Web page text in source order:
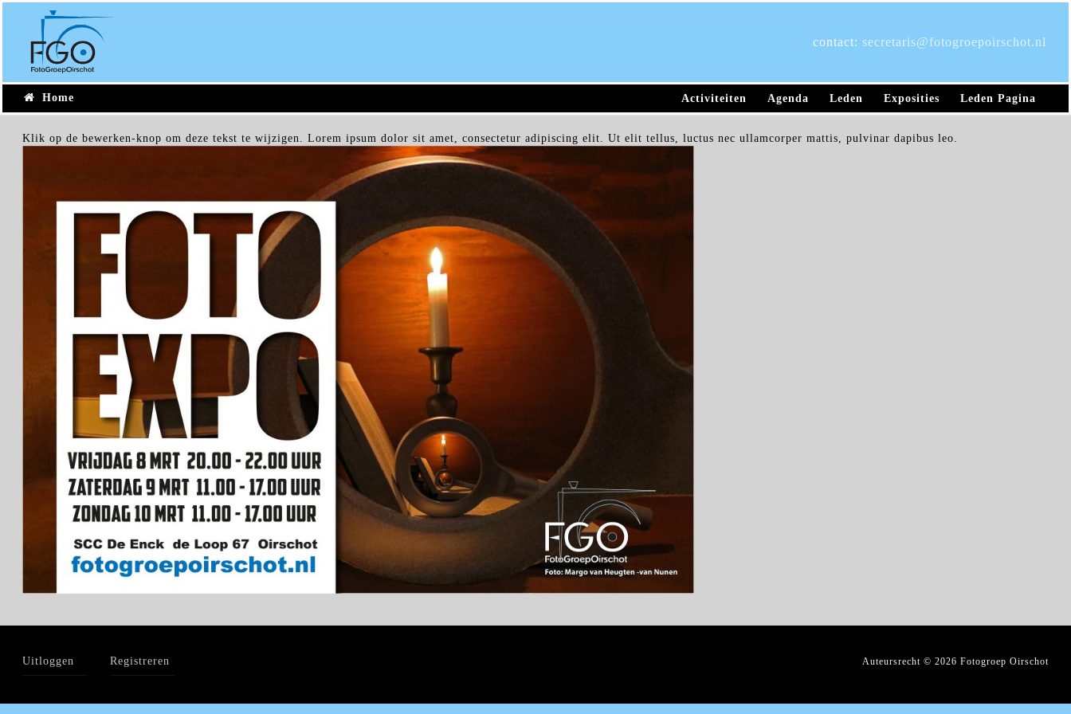
inhoud
contact: secretaris@fotogroepoirschot.nl
Home Activiteiten Agenda Leden Exposities Leden Pagina
Klik op de bewerken-knop om deze tekst te wijzigen. Lorem ipsum dolor sit amet, consectetur adipiscing elit. Ut elit tellus, luctus nec ullamcorper mattis, pulvinar dapibus leo.
Uitloggen Registreren Auteursrecht © 2026 Fotogroep Oirschot